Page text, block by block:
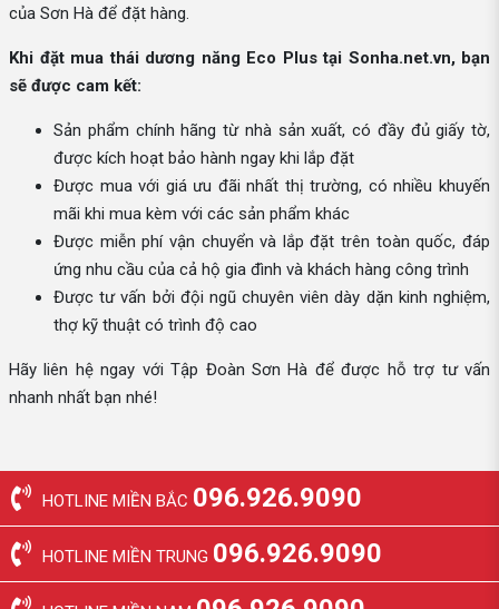
của Sơn Hà để đặt hàng.
Khi đặt mua thái dương năng Eco Plus tại Sonha.net.vn, bạn
sẽ được cam kết:
Sản phẩm chính hãng từ nhà sản xuất, có đầy đủ giấy tờ,
được kích hoạt bảo hành ngay khi lắp đặt
Được mua với giá ưu đãi nhất thị trường, có nhiều khuyến
mãi khi mua kèm với các sản phẩm khác
Được miễn phí vận chuyển và lắp đặt trên toàn quốc, đáp
ứng nhu cầu của cả hộ gia đình và khách hàng công trình
Được tư vấn bởi đội ngũ chuyên viên dày dặn kinh nghiệm,
thợ kỹ thuật có trình độ cao
Hãy liên hệ ngay với Tập Đoàn Sơn Hà để được hỗ trợ tư vấn
nhanh nhất bạn nhé!
HOTLINE MIỀN BẮC 096.926.9090
HOTLINE MIỀN TRUNG 096.926.9090